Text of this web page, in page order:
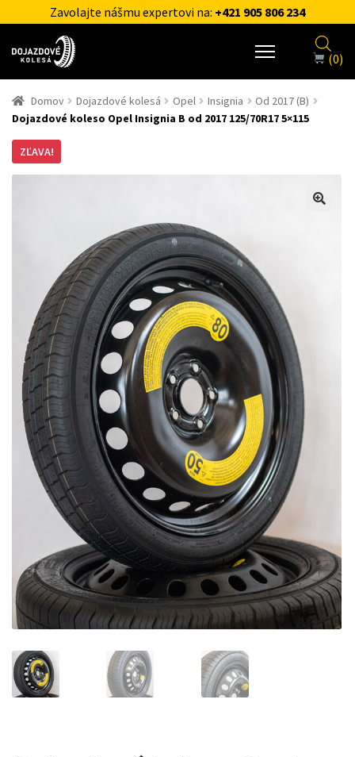
Zavolajte nášmu expertovi na: +421 905 806 234
(0)
Domov Dojazdové kolesá Opel Insignia
Od 2017 (B)
Dojazdové koleso Opel Insignia B od 2017 125/70R17 5×115
ZĽAVA!